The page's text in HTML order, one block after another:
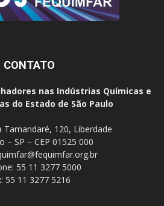
CONTATO
nas Indústrias Químicas e
do Estado de São Paulo
Tamandaré, 120, Liberdade
– SP – CEP 01525 000
55 11 3277 5000
55 11 3277 5216